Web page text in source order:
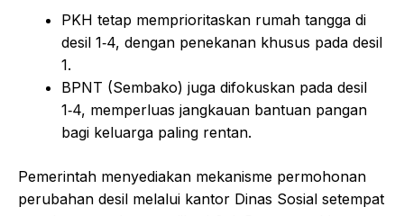
PKH tetap memprioritaskan rumah tangga di
desil 1‑4, dengan penekanan khusus pada desil
1.
BPNT (Sembako) juga difokuskan pada desil
1‑4, memperluas jangkauan bantuan pangan
bagi keluarga paling rentan.
Pemerintah menyediakan mekanisme permohonan
perubahan desil melalui kantor Dinas Sosial setempat